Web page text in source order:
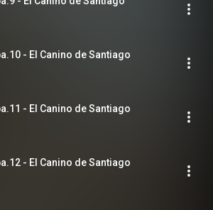
- El Canino de Santiago
- El Canino de Santiago
- El Canino de Santiago